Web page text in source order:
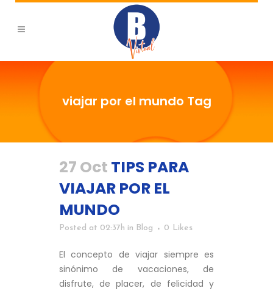
viajar por el mundo Tag
27 Oct TIPS PARA
VIAJAR POR EL
MUNDO
Posted at 02:37h in Blog 0 Likes
El concepto de viajar siempre es
sinónimo de vacaciones, de
disfrute, de placer, de felicidad y